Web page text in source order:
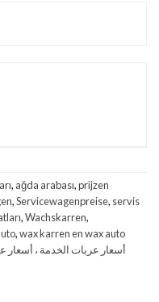
, ağda arabası,prijzen
,Servicewagenpreise, servis
,Wachskarren,
,wax karren en wax auto
أسعار عربات الخدمة ،